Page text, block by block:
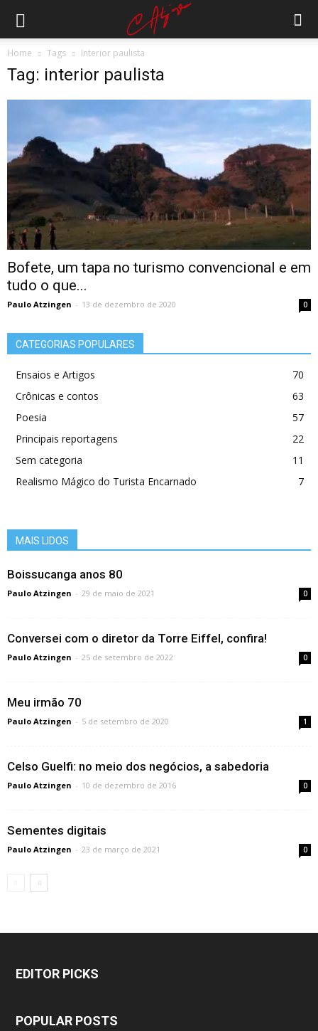
Home Tags Interior paulista
Tag: interior paulista
Bofete, um tapa no turismo convencional e em
tudo o que...
Paulo Atzingen - 13 de dezembro de 2020 0
CATEGORIAS POPULARES
Ensaios e Artigos
70
Crônicas e contos
63
Poesia
57
Principais reportagens
22
Sem categoria
11
Realismo Mágico do Turista Encarnado
7
MAIS LIDOS
Boissucanga anos 80
Paulo Atzingen - 29 de maio de 2021 0
Conversei com o diretor da Torre Eiffel, confira!
Paulo Atzingen - 25 de setembro de 2022 0
Meu irmão 70
Paulo Atzingen - 5 de setembro de 2020 1
Celso Guelfi: no meio dos negócios, a sabedoria
Paulo Atzingen - 10 de dezembro de 2016 0
Sementes digitais
Paulo Atzingen - 23 de março de 2021 0
EDITOR PICKS
POPULAR POSTS